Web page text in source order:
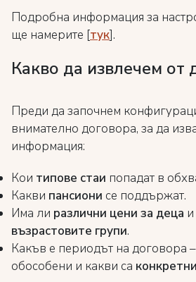
Подробна информация за
ще намерите [тук].
Какво да извлечем от
Преди да започнем
внимателно договора, за да
информация:
Кои типове стаи попадат в
Какви пансиони се поддържат.
Има ли различни цени за деца
възрастовите групи.
Какъв е периодът на договора –
обособени и какви са